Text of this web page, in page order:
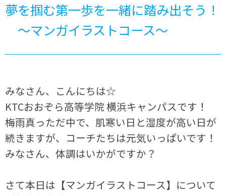
夢を掴む第一歩を一緒に踏み出そう！
～マンガイラストコース～
みなさん、こんにちは☆
KTCおおぞら高等学院 横浜キャンパスです！
梅雨真っただ中で、肌寒い日と湿度が高い日が
続きますが、コーチたちは元気いっぱいです！
みなさん、体調はいかがですか？
さて本日は【マンガイラストコース】について